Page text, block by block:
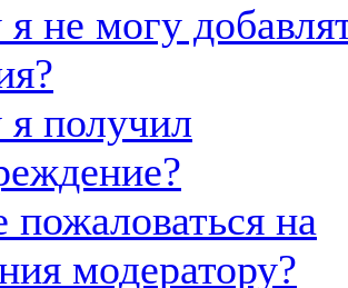
не могу
получил
на
модератору?